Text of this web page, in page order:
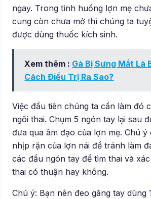
ngay. Trong tình huống lợn mẹ
cung còn chưa mở thì chúng ta
được dùng thuốc kích sinh.
Xem thêm : Gà Bị Sưng Mắt Là
Cách Điều Trị Ra Sao?
Việc đầu tiên chúng ta cần làm đó
ngôi thai. Chụm 5 ngón tay lại sau
đưa qua âm đạo của lợn mẹ. Chú ý
nhịp rặn của lợn nái để tránh làm
các đầu ngón tay để tìm thai và
thai có thuận hay không.
Chú ý: Bạn nên đeo găng tay dùng